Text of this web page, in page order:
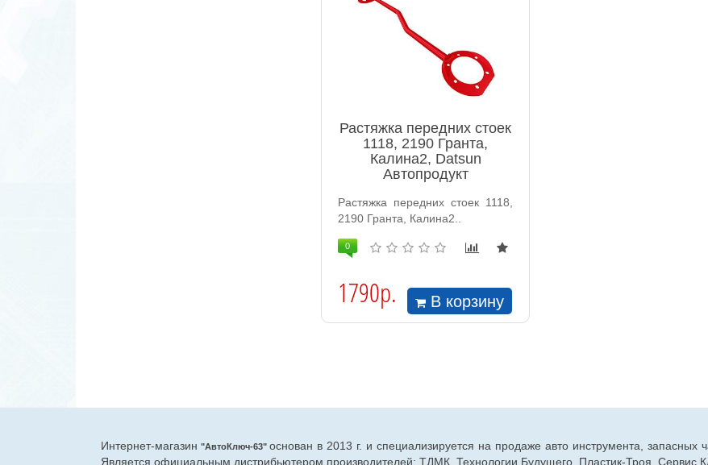
Растяжка передних стоек
1118, 2190 Гранта,
Калина2, Datsun
Автопродукт
Растяжка передних стоек 1118,
2190 Гранта, Калина2..
0
1790р. В корзину
Интернет-магазин "АвтоКлюч-63"основан в 2013 г. и специализируется на продаже авто инструмента,
Является официальным дистрибьютером производителей: ТДМК, Технологии Будущего, Пластик-Троя, Сервис